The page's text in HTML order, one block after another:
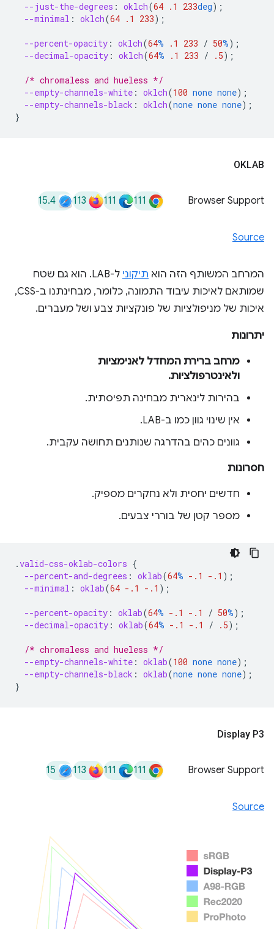
--just-the-degrees : oklch(64 .1 233deg);
--minimal : oklch(64 .1 233);
--percent-opacity : oklch(64% .1 233 / 50%);
--decimal-opacity : oklch(64% .1 233 / .5);
/* chromaless and hueless */
--empty-channels-white : oklch(100 none none);
--empty-channels-black : oklch(none none none);
}
OKLAB
Browser Support
111
111
113
15.4
Source
המרחב המשותף הזה הוא תיקוני
ל-LAB. הוא גם שטח
שמותאם לאיכות עיבוד התמונה, כלומר, מבחינתנו ב-CSS,
איכות של מניפולציות של פונקציות צבע ושל מעברים.
יתרונות
מרחב ברירת המחדל לאנימציות
ולאינטרפולציות.
בהירות לינארית מבחינה תפיסתית.
אין שינוי גוון כמו ב-LAB.
גוונים כהים בהדרגה שנותנים תחושה עקבית.
חסרונות
חדשים יחסית ולא נחקרים מספיק.
מספר קטן של בוררי צבעים.
.valid-css-oklab-colors {
--percent-and-degrees : oklab(64% -.1 -.1 );
--minimal : oklab(64 -.1 -.1 );
--percent-opacity : oklab(64% -.1 -.1 / 50%);
--decimal-opacity : oklab(64% -.1 -.1 / .5);
/* chromaless and hueless */
--empty-channels-white : oklab(100 none none);
--empty-channels-black : oklab(none none none);
}
Display P3
Browser Support
111
111
113
15
Source